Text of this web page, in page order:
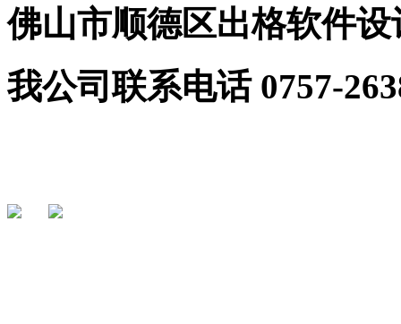
佛山市顺德区出格软件
我公司联系电话 0757-